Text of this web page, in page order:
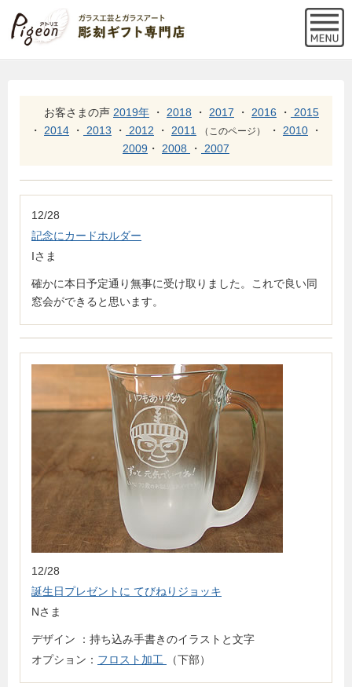
お客さまの声 2019年 ・ 2018 ・ 2017 ・ 2016 ・
2015
・ 2014 ・ 2013 ・ 2012 ・ 2011 （このページ） ・ 2010 ・
2009 ・ 2008 ・ 2007
12/28
記念にカードホルダー
Iさま
確かに本日予定通り無事に受け取りました。これで良い同
窓会ができると思います。
12/28
誕生日プレゼントに てびねりジョッキ
Nさま
デザイン ：持ち込み手書きのイラストと文字
オプション： フロスト加工 （下部）